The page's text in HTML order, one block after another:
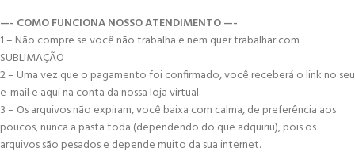
—- COMO FUNCIONA NOSSO ATENDIMENTO —-
1 – Não compre se você não trabalha e nem quer trabalhar com
SUBLIMAÇÃO
2 – Uma vez que o pagamento foi confirmado, você receberá o link no seu
e-mail e aqui na conta da nossa loja virtual.
3 – Os arquivos não expiram, você baixa com calma, de preferência aos
poucos, nunca a pasta toda (dependendo do que adquiriu), pois os
arquivos são pesados e depende muito da sua internet.